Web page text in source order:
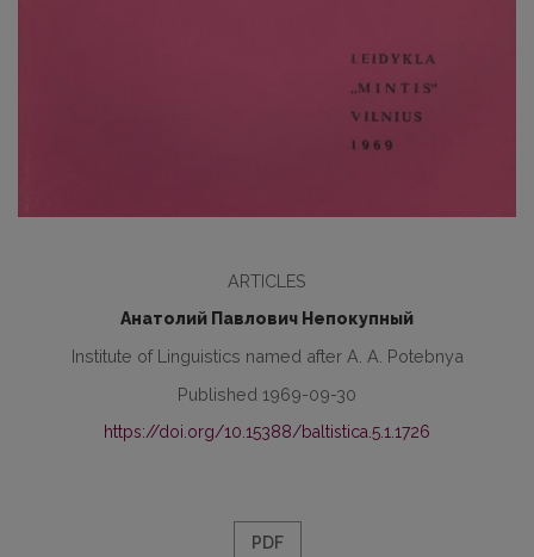
ARTICLES
Анатолий Павлович Непокупный
Institute of Linguistics named after A. A. Potebnya
Published 1969-09-30
https://doi.org/10.15388/baltistica.5.1.1726
PDF